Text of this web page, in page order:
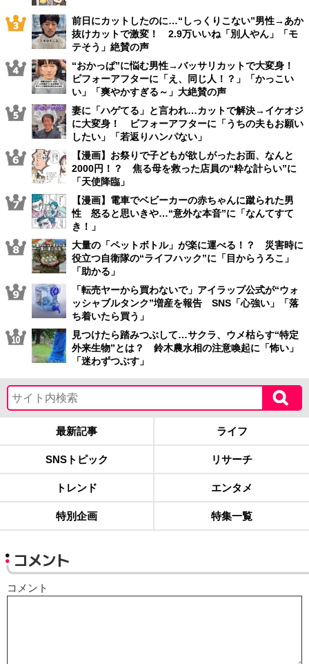
前日にカットしたのに…“しっくりこない”男性→あか
抜けカットで激変！ 2.9万いいね「別人やん」「モ
テそう」絶賛の声
“おかっぱ”に悩む男性→バッサリカットで大変身！
ビフォーアフターに「え、同じ人！？」「かっこい
い」「爽やかすぎる～」大絶賛の声
妻に「ハゲてる」と言われ…カットで解決→イケオジ
に大変身！ ビフォーアフターに「うちの夫もお願い
したい」「若返りハンパない」
【漫画】お祭りで子どもが欲しがったお面、なんと
2000円！？ 焦る母を救った店員の“粋な計らい”に
「天使降臨」
【漫画】電車でベビーカーの赤ちゃんに蹴られた男
性 怒ると思いきや…“意外な本音”に「なんてすて
き！」
大量の「ペットボトル」が楽に運べる！？ 災害時に
役立つ自衛隊の“ライフハック”に「目からうろこ」
「助かる」
「転売ヤーから買わないで」アイラップ公式が“ウォ
ッシャブルタンク”増産を報告 SNS「心強い」「落
ち着いたら買う」
見つけたら踏みつぶして…サクラ、ウメ枯らす“特定
外来生物”とは？ 鈴木農水相の注意喚起に「怖い」
「迷わずつぶす」
最新記事 ライフ
SNSトピック リサーチ
トレンド エンタメ
特別企画 特集一覧
コメント
コメント